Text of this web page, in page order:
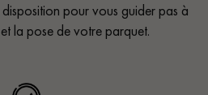
pour vous guider pas à
la pose de votre parquet.